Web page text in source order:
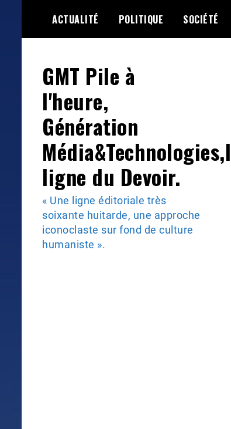
content
ACTUALITÉ POLITIQUE SOCIÉTÉ
GMT Pile à
l'heure,
Génération
ligne du Devoir.
« Une ligne éditoriale très
soixante huitarde, une approche
iconoclaste sur fond de culture
humaniste ».